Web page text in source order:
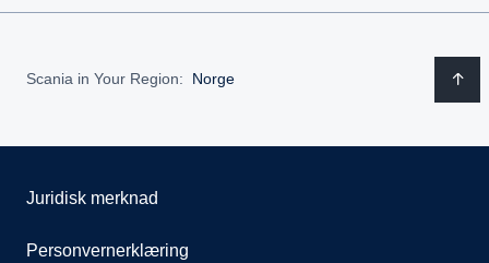
Scania in Your Region: Norge
Juridisk merknad
Personvernerklæring